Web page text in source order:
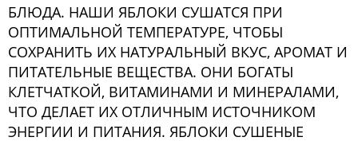
БЛЮДА. НАШИ ЯБЛОКИ СУШАТСЯ ПРИ
ОПТИМАЛЬНОЙ ТЕМПЕРАТУРЕ, ЧТОБЫ
СОХРАНИТЬ ИХ НАТУРАЛЬНЫЙ ВКУС, АРОМАТ И
ПИТАТЕЛЬНЫЕ ВЕЩЕСТВА. ОНИ БОГАТЫ
КЛЕТЧАТКОЙ, ВИТАМИНАМИ И МИНЕРАЛАМИ,
ЧТО ДЕЛАЕТ ИХ ОТЛИЧНЫМ ИСТОЧНИКОМ
ЭНЕРГИИ И ПИТАНИЯ. ЯБЛОКИ СУШЕНЫЕ